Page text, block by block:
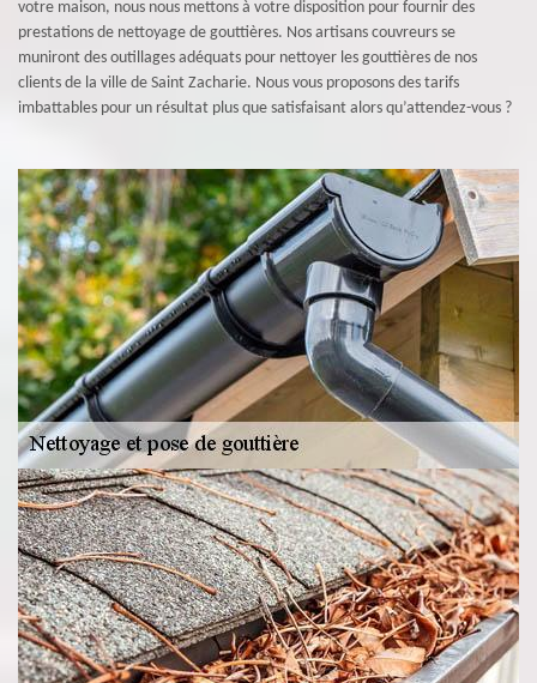
votre maison, nous nous mettons à votre disposition pour fournir des
prestations de nettoyage de gouttières. Nos artisans couvreurs se
muniront des outillages adéquats pour nettoyer les gouttières de nos
clients de la ville de Saint Zacharie. Nous vous proposons des tarifs
imbattables pour un résultat plus que satisfaisant alors qu’attendez-vous ?